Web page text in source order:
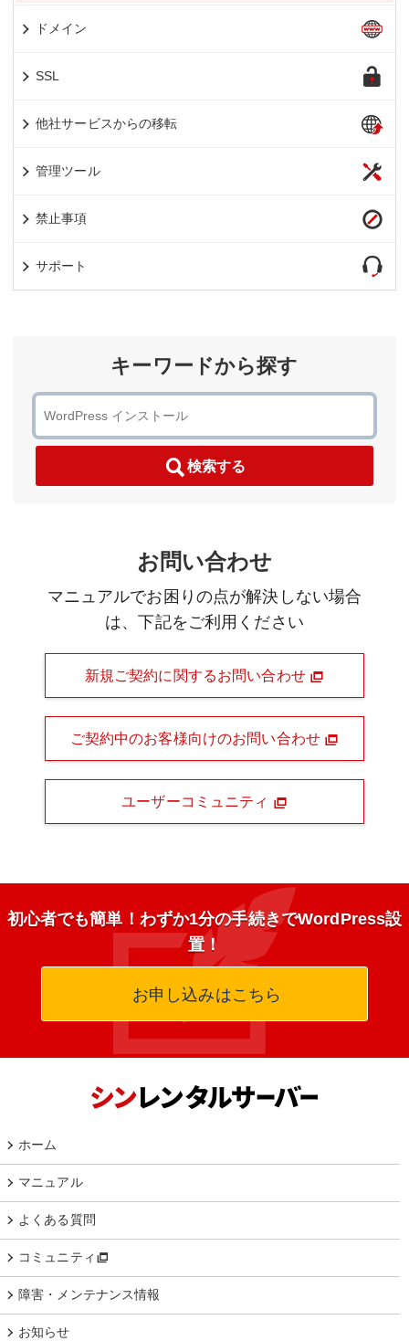
ドメイン
SSL
他社サービスからの移転
管理ツール
禁止事項
サポート
キーワードから探す
検索する
お問い合わせ
マニュアルでお困りの点が解決しない場合
は、下記をご利用ください
新規ご契約に関するお問い合わせ
ご契約中のお客様向けのお問い合わせ
ユーザーコミュニティ
初心者でも簡単！わずか1分の手続きでWordPress設
置！
お申し込みはこちら
ホーム
マニュアル
よくある質問
コミュニティ
障害・メンテナンス情報
お知らせ